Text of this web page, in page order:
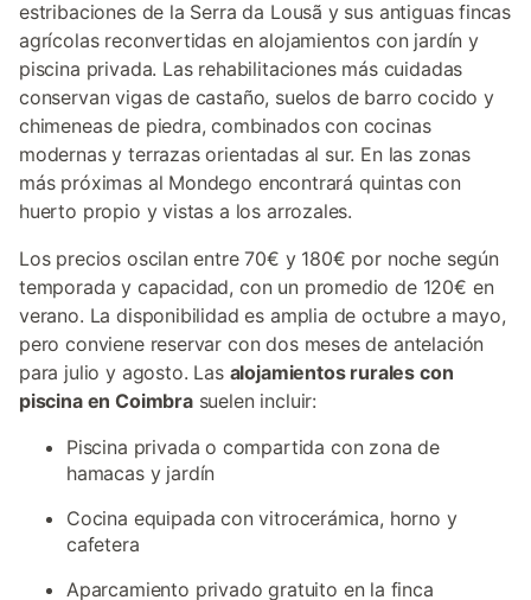
estribaciones de la Serra da Lousã y sus antiguas fincas
agrícolas reconvertidas en alojamientos con jardín y
piscina privada. Las rehabilitaciones más cuidadas
conservan vigas de castaño, suelos de barro cocido y
chimeneas de piedra, combinados con cocinas
modernas y terrazas orientadas al sur. En las zonas
más próximas al Mondego encontrará quintas con
huerto propio y vistas a los arrozales.
Los precios oscilan entre 70€ y 180€ por noche según
temporada y capacidad, con un promedio de 120€ en
verano. La disponibilidad es amplia de octubre a mayo,
pero conviene reservar con dos meses de antelación
para julio y agosto. Las alojamientos rurales con
piscina en Coimbrasuelen incluir:
Piscina privada o compartida con zona de
hamacas y jardín
Cocina equipada con vitrocerámica, horno y
cafetera
Aparcamiento privado gratuito en la finca